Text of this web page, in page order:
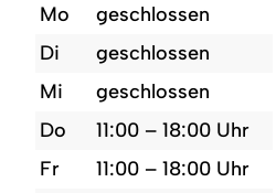
Mo
geschlossen
Di
geschlossen
Mi
geschlossen
Do
11:00 – 18:00 Uhr
Fr
11:00 – 18:00 Uhr